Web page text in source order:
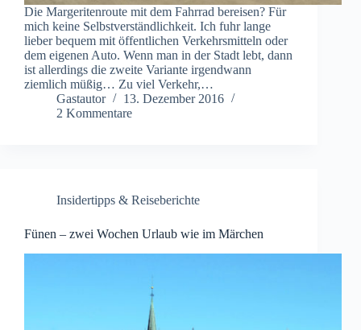
Die Margeritenroute mit dem Fahrrad bereisen? Für
mich keine Selbstverständlichkeit. Ich fuhr lange
lieber bequem mit öffentlichen Verkehrsmitteln oder
dem eigenen Auto. Wenn man in der Stadt lebt, dann
ist allerdings die zweite Variante irgendwann
ziemlich müßig… Zu viel Verkehr,…
Gastautor
13. Dezember 2016
2 Kommentare
Insidertipps & Reiseberichte
Fünen – zwei Wochen Urlaub wie im Märchen